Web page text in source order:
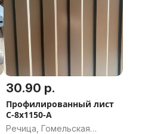
30.90 р.
Профилированный лист
С-8х1150-А
Речица, Гомельская